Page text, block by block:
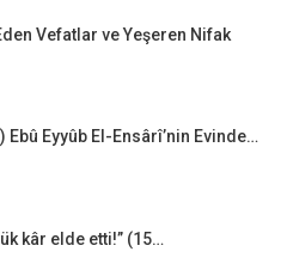
Vefatlar ve Yeşeren Nifak
Eyyûb El-Ensârî’nin Evinde…
kâr elde etti!” (15…